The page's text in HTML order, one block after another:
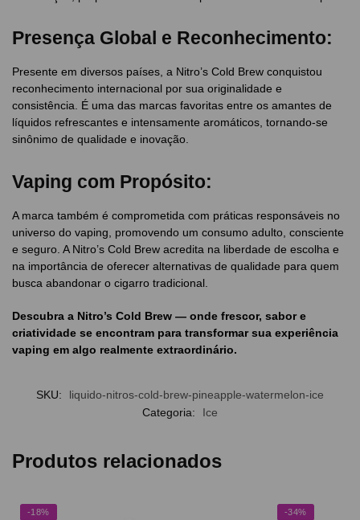
Presença Global e Reconhecimento:
Presente em diversos países, a Nitro’s Cold Brew conquistou
reconhecimento internacional por sua originalidade e
consistência. É uma das marcas favoritas entre os amantes de
líquidos refrescantes e intensamente aromáticos, tornando-se
sinônimo de qualidade e inovação.
Vaping com Propósito:
A marca também é comprometida com práticas responsáveis no
universo do vaping, promovendo um consumo adulto, consciente
e seguro. A Nitro’s Cold Brew acredita na liberdade de escolha e
na importância de oferecer alternativas de qualidade para quem
busca abandonar o cigarro tradicional.
Descubra a Nitro’s Cold Brew — onde frescor, sabor e
criatividade se encontram para transformar sua experiência
vaping em algo realmente extraordinário.
SKU:
liquido-nitros-cold-brew-pineapple-watermelon-ice
Categoria:
Ice
Produtos relacionados
-18% -34%